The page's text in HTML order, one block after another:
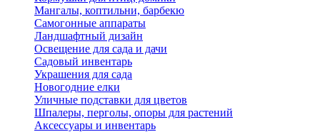
Мангалы, коптильни, барбекю
Самогонные аппараты
Ландшафтный дизайн
Освещение для сада и дачи
Садовый инвентарь
Украшения для сада
Новогодние елки
Уличные подставки для цветов
Шпалеры, перголы, опоры для растений
Аксессуары и инвентарь